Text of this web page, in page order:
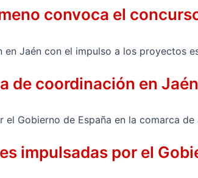
convoca el
de coordinación en
impulsadas por el